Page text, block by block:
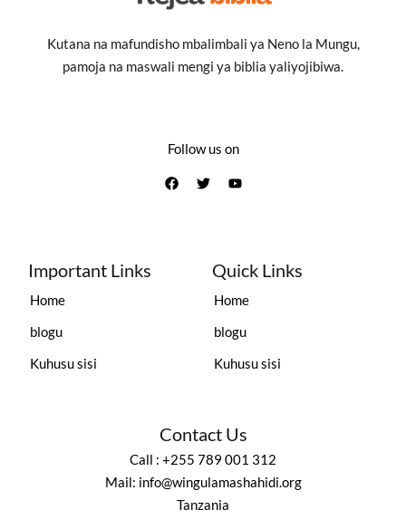
Kutana na mafundisho mbalimbali ya Neno la Mungu,
pamoja na maswali mengi ya biblia yaliyojibiwa.
Follow us on
Important Links
Home
blogu
Kuhusu sisi
Quick Links
Home
blogu
Kuhusu sisi
Contact Us
Call : +255 789 001 312
Mail: info@wingulamashahidi.org
Tanzania